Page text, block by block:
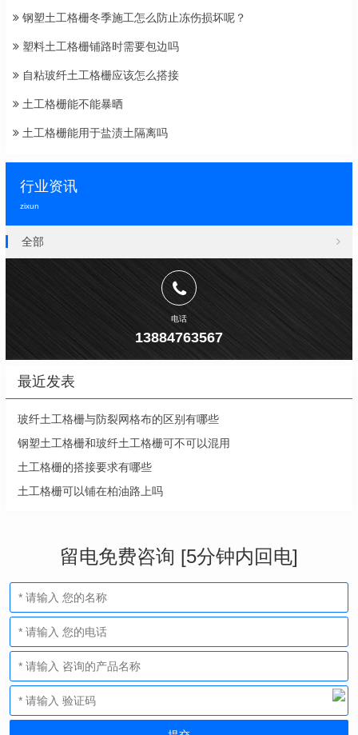
钢塑土工格栅冬季施工怎么防止冻伤损坏呢？
塑料土工格栅铺路时需要包边吗
自粘玻纤土工格栅应该怎么搭接
土工格栅能不能暴晒
土工格栅能用于盐渍土隔离吗
行业资讯
zixun
全部
电话
13884763567
最近发表
玻纤土工格栅与防裂网格布的区别有哪些
钢塑土工格栅和玻纤土工格栅可不可以混用
土工格栅的搭接要求有哪些
土工格栅可以铺在柏油路上吗
留电免费咨询 [5分钟内回电]